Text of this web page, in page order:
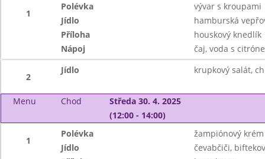
1
Polévka
vývar s kroupami
Jídlo
hamburská
Příloha
houskový knedlík
Nápoj
čaj, voda s
2
Jídlo krupkový salát,
Menu Chod
Středa 30. 4. 2025
(12:00 - 14:00)
1
Polévka
žampiónový krém
Jídlo
čevabčiči,